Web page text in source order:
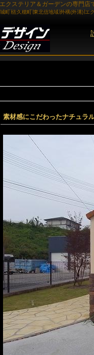
素材感にこだわったナチュラ